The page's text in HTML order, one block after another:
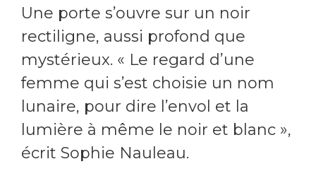
Une porte s’ouvre sur un noir
rectiligne, aussi profond que
mystérieux. « Le regard d’une
femme qui s’est choisie un nom
lunaire, pour dire l’envol et la
lumière à même le noir et blanc »,
écrit Sophie Nauleau.